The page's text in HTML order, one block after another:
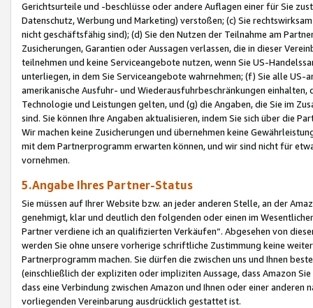
Gerichtsurteile und -beschlüsse oder andere Auflagen einer für Sie
Datenschutz, Werbung und Marketing) verstoßen; (c) Sie
nicht geschäftsfähig sind); (d) Sie den Nutzen der Teilnahme am
Zusicherungen, Garantien oder Aussagen verlassen, die in dieser
teilnehmen und keine Serviceangebote nutzen, wenn Sie US-
unterliegen, in dem Sie Serviceangebote wahrnehmen; (f) Sie alle
amerikanische Ausfuhr- und Wiederausfuhrbeschränkungen
Technologie und Leistungen gelten, und (g) die Angaben, die Sie im
sind. Sie können Ihre Angaben aktualisieren, indem Sie sich über die
Wir machen keine Zusicherungen und übernehmen keine
mit dem Partnerprogramm erwarten können, und wir sind nicht für
vornehmen.
5.Angabe Ihres Partner-Status
Sie müssen auf Ihrer Website bzw. an jeder anderen Stelle, an der
genehmigt, klar und deutlich den folgenden oder einen im
Partner verdiene ich an qualifizierten Verkäufen“. Abgesehen von
werden Sie ohne unsere vorherige schriftliche Zustimmung keine
Partnerprogramm machen. Sie dürfen die zwischen uns und Ihnen
(einschließlich der expliziten oder impliziten Aussage, dass Amazon
dass eine Verbindung zwischen Amazon und Ihnen oder einer
vorliegenden Vereinbarung ausdrücklich gestattet ist.